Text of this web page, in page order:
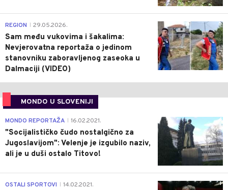
0
REGION 29.05.2026.
Sam među vukovima i šakalima:
Nevjerovatna reportaža o jedinom
stanovniku zaboravljenog zaseoka u
Dalmaciji (VIDEO)
MONDO U SLOVENIJI
4
MONDO REPORTAŽA 16.02.2021.
"Socijalističko čudo nostalgično za
Jugoslavijom": Velenje je izgubilo naziv,
ali je u duši ostalo Titovo!
1
OSTALI SPORTOVI 14.02.2021.